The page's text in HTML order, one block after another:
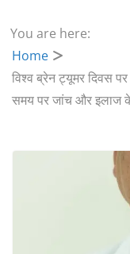
You are here:
Home
विश्व ब्रेन ट्यूमर दिवस
समय पर जांच और इलाज के